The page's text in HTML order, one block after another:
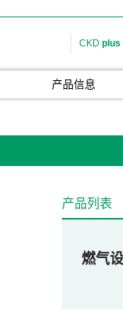
CKD plus
产品信息
产品列表
燃气